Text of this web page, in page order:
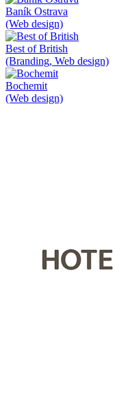
Baník Ostrava
(Web design)
Best of British
(Branding, Web design)
Bochemit
(Web design)